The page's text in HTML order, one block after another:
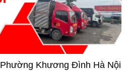
Khương Đình Hà Nội